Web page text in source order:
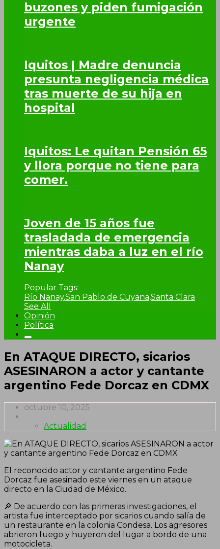
buzones y piden fumigación
urgente
Iquitos | Madre denuncia
presunta negligencia médica
tras muerte de su hija en
hospital
Iquitos: Le quitan Pensión 65
y llora porque no tiene para
comer.
Joven de 15 años fue
trasladada de emergencia
mientras daba a luz en el río
Nanay
Popular Tags:
Río Nanay,San Pablo de Cuyana,Santa Clara
See All
Opinión
Política
En ATAQUE DIRECTO, sicarios
ASESINARON a actor y cantante
argentino Fede Dorcaz en CDMX
octubre 10, 2025
Actualidad
El reconocido actor y cantante argentino Fede
Dorcaz fue asesinado este viernes en un ataque
directo en la Ciudad de México.
🔎 De acuerdo con las primeras investigaciones, el
artista fue interceptado por sicarios cuando salía de
un restaurante en la colonia Condesa. Los agresores
abrieron fuego y huyeron del lugar a bordo de una
motocicleta.